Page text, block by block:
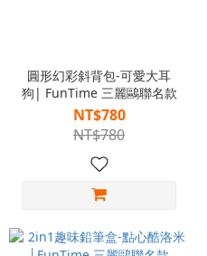
圓形幻彩斜背包-可愛大耳
狗| FunTime 三麗鷗聯名款
NT$780
NT$780